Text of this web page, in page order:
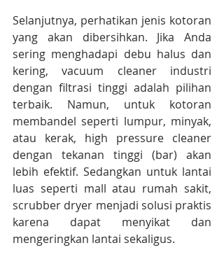
Selanjutnya, perhatikan jenis kotoran
yang akan dibersihkan. Jika Anda
sering menghadapi debu halus dan
kering, vacuum cleaner industri
dengan filtrasi tinggi adalah pilihan
terbaik. Namun, untuk kotoran
membandel seperti lumpur, minyak,
atau kerak, high pressure cleaner
dengan tekanan tinggi (bar) akan
lebih efektif. Sedangkan untuk lantai
luas seperti mall atau rumah sakit,
scrubber dryer menjadi solusi praktis
karena dapat menyikat dan
mengeringkan lantai sekaligus.